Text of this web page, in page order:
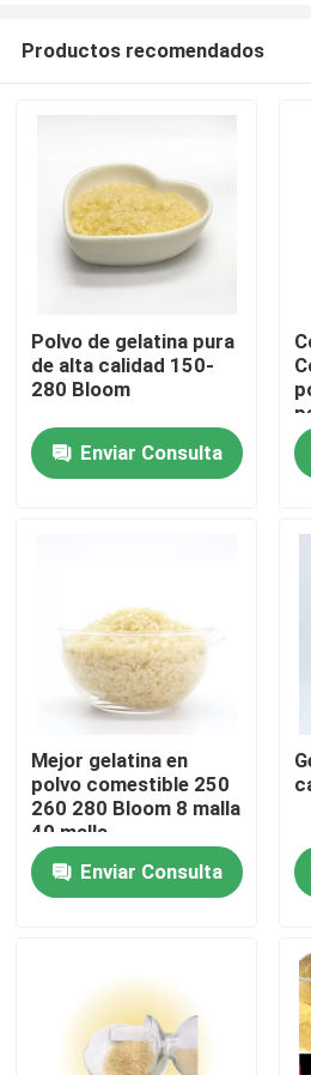
Inicio
Sobre nosotros
Productos
Polvo de la gelatina de la
Polvo comestible de la
Polvo puro de la gelatina
Polvo industrial de la gelatina
Gelatina técnica
Productos recomendados
Polvo de gelatina pura
de alta calidad 150-
280 Bloom
Enviar Consulta
Mejor gelatina en
polvo comestible 250
260 280 Bloom 8 malla
40 malla
Enviar Consulta